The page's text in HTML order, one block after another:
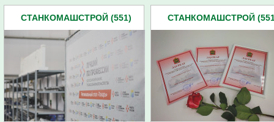
СТАНКОМАШСТРОЙ (551) СТАНКОМАШСТРОЙ